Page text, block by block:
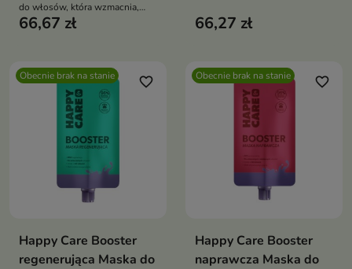
do włosów, która wzmacnia,
nawilża i wygładza zniszczone
66,67 zł
która wygładza włosy,
przywraca im blask i poprawia
66,27 zł
Obecnie brak na stanie favorite_border
Happy Care Booster
regenerująca Maska do
Obecnie brak na stanie favorite_border
Happy Care Booster
naprawcza Maska do